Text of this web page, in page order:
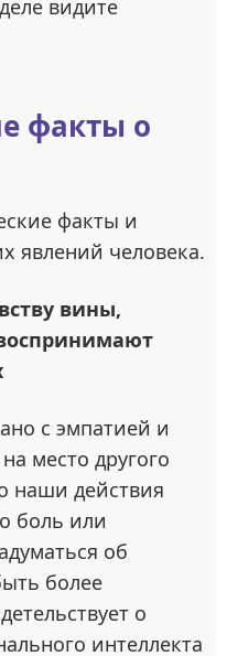
видите
факты о
факты и
явлений человека.
вины,
с эмпатией и
место другого
наши действия
боль или
об
более
о
интеллекта